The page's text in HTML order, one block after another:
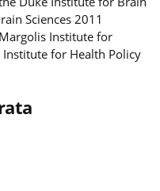
Sciences 2011
Institute for
for Health Policy